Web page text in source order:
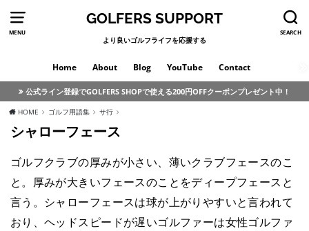
MENU SEARCH
GOLFERS SUPPORT
より良いゴルフライフを応援する
Home About Blog YouTube Contact
公式ライン登録でGOLFERS SHOPで使える200円OFFクーポンプレゼント中！
HOME ゴルフ用語集 サ行
シャローフェース
ゴルフクラブの厚みが小さい、薄いクラブフェースのこ
と。厚みが大きいフェースのことをディープフェースと
言う。シャローフェースは球が上がりやすいと言われて
おり、ヘッドスピードが遅いゴルファーは女性ゴルファ